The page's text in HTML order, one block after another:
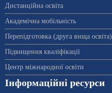
Дистанційна освіта
Академічна мобільність
Перепідготовка (друга вища освіта)
Підвищення кваліфікації
Центр міжнародної освіти
Інформаційні ресурси